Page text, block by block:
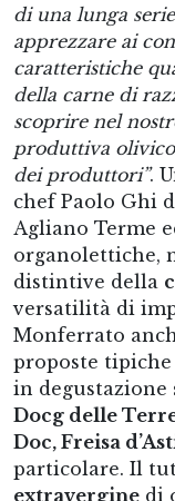
di una lunga
apprezzare ai
caratteristiche
della carne di
scoprire nel
produttiva
dei produttori”.
chef Paolo Ghi
Agliano Terme
organolettiche,
distintive della
versatilità di
Monferrato
proposte
in
Docg delle
Doc, Freisa
particolare. Il
extravergine di